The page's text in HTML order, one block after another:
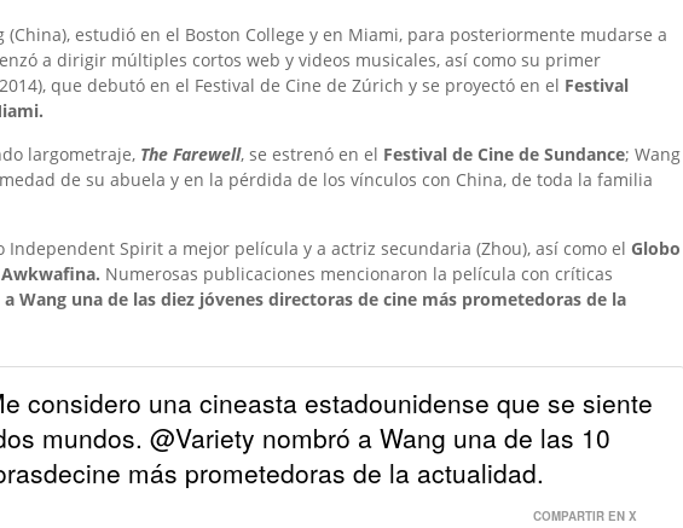
(China), estudió en el Boston College y en Miami, para posteriormente mudarse a
a dirigir múltiples cortos web y videos musicales, así como su primer
, que debutó en el Festival de Cine de Zúrich y se proyectó en el Festival
largometraje, The Farewell, se estrenó en el Festival de Cine de Sundance; Wang
de su abuela y en la pérdida de los vínculos con China, de toda la familia
Independent Spirit a mejor película y a actriz secundaria (Zhou), así como el Globo
Awkwafina. Numerosas publicaciones mencionaron la película con críticas
Wang una de las diez jóvenes directoras de cine más prometedoras de la
considero una cineasta estadounidense que se siente
mundos. @Variety nombró a Wang una de las 10
más prometedoras de la actualidad.
COMPARTIR EN X